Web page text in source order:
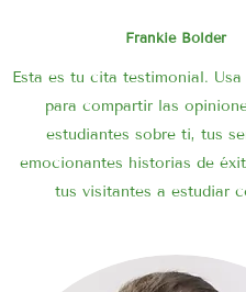
Frankie Bolder
Esta es tu cita testimonial.
para compartir las
estudiantes sobre ti, tus
emocionantes historias de
tus visitantes a estudiar